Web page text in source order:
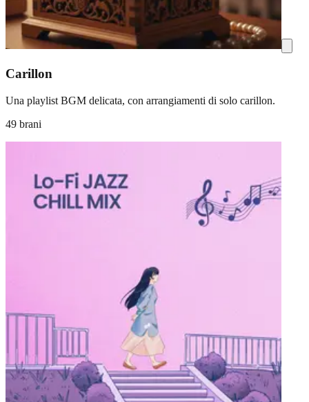
Carillon
Una playlist BGM delicata, con arrangiamenti di solo carillon.
49 brani